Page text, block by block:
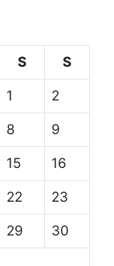
S S
1 2
8 9
15 16
22 23
29 30